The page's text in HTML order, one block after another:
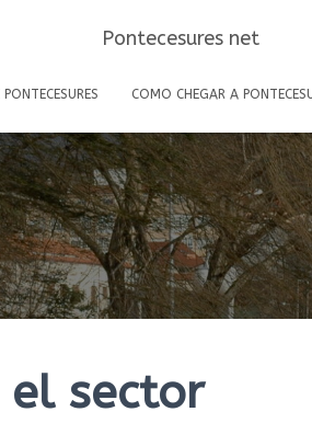
Pontecesures net
COMO CHEGAR A
el sector